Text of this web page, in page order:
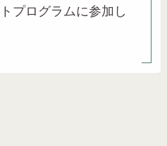
プログラムに参加し